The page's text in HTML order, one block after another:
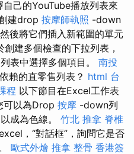
己的YouTube播放列表來
建drop 按摩師執照 -down
後將它們插入新範圍的單元
建多個檢查的下拉列表，
表中選擇多個項目。 南投
賴的直零售列表？ html 台
程 以下節目在Excel工作表
可以為Drop 按摩 -down列
成為色線。 竹北 推拿 脊椎
，“對話框”，詢問它是否
歐式外燴 推拿 整骨 香港簽